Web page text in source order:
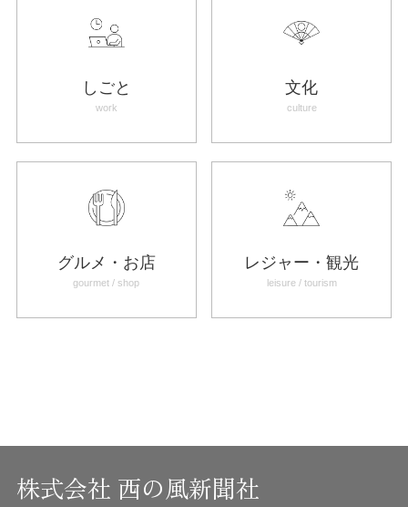
しごと
work
文化
culture
グルメ・お店
gourmet / shop
レジャー・観光
leisure / tourism
株式会社 西の風新聞社